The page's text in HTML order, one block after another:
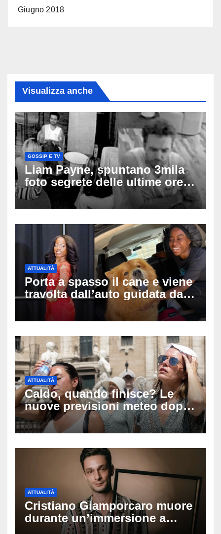
Giugno 2018
Visualizza anche
GOSSIP E TV
Liam Payne, spuntano 3mila
foto segrete delle ultime ore:
cosa è successo prima della
tragica caduta dall’hotel
ATTUALITÀ
Porta a spasso il cane e viene
travolta dall’auto guidata da
due bambini di 4 e 6 anni: l’ex
miss Kiara Bowling lotta tra la
ATTUALITÀ
Caldo, quando finisce? Le
nuove previsioni meteo dopo
Ferragosto: ecco quando
potrebbe arrivare la svolta
ATTUALITÀ
Cristiano Giamporcaro muore
durante un’immersione a
Lampedusa: aperta